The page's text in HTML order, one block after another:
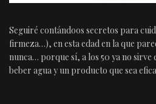
Seguiré contándoos secretos para
firmeza…), en esta edad en la que
nunca… porque sí, a los 50 ya no sirve
beber agua y un producto que sea